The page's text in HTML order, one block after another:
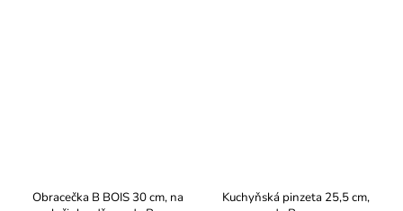
Obracečka B BOIS 30 cm, na
Kuchyňská pinzeta 25,5 cm,